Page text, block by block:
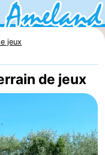
jeux
de jeux